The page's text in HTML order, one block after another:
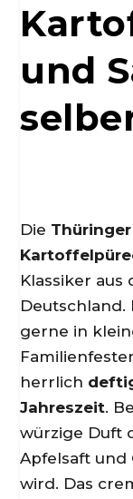
und
Die
Klassiker aus
Deutschland.
gerne in
herrlich
Jahreszeit.
würzige Duft
Apfelsaft und
wird. Das